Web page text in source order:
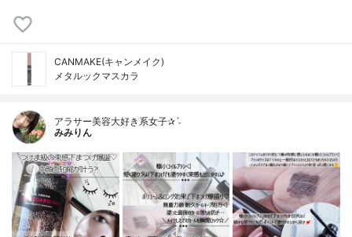
CANMAKE(キャンメイク)
メタルックマスカラ
アラサー美容大好き系女子✰ˊ˗
みみりん